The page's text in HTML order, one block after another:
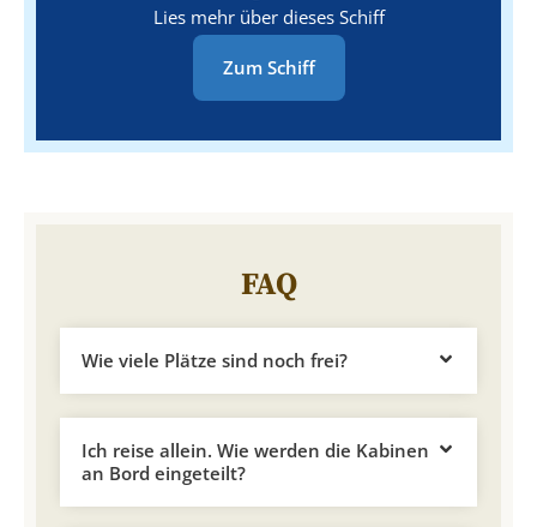
Lies mehr über dieses Schiff
Zum Schiff
FAQ
Wie viele Plätze sind noch frei?
Ich reise allein. Wie werden die Kabinen
an Bord eingeteilt?